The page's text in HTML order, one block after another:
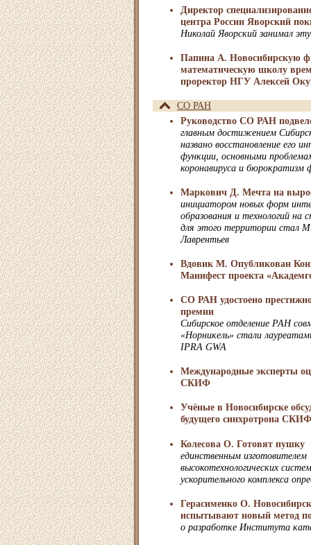
Директор
центра России Яворский
Николай Яворский занимал
Папина А. Новосибирскую
математическую школу
проректор НГУ Алексей
СО РАН
Руководство СО РАН
главным достижением
названо восстановление его
функции, основными
коронавируса и бюрократизм
Маркович Д. Мечта на
инициатором новых форм
образования и технологий на
для этого территории стал
Лаврентьев
Вдовик М. Опубликован
Манифест проекта
СО РАН удостоено
премии
Сибирское отделение РАН
«Норникель» стали
IPRA GWA
Международные эксперты
СКИФ
Учёные в Новосибирске
будущего синхротрона СКИФ
Колесова О. Готовят пушку
единственным изготовителем
высокотехнологических
ускорительного комплекса
Герасименко О.
испытывают новый метод
о разработке Института